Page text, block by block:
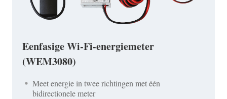
Eenfasige Wi-Fi-energiemeter
(WEM3080)
Meet energie in twee richtingen met één
bidirectionele meter